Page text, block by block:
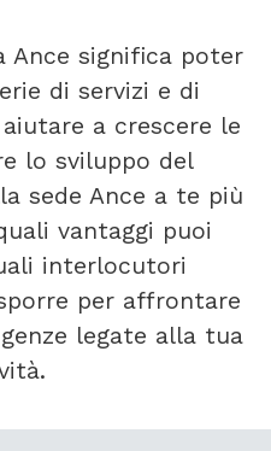
Ance significa poter
di servizi e di
a crescere le
lo sviluppo del
sede Ance a te più
vantaggi puoi
interlocutori
per affrontare
legate alla tua